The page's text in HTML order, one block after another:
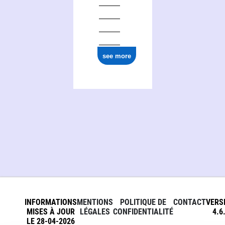
see more
INFORMATIONS
MISES À JOUR
LE 28-04-2026
MENTIONS
LÉGALES
POLITIQUE DE
CONFIDENTIALITÉ
CONTACT